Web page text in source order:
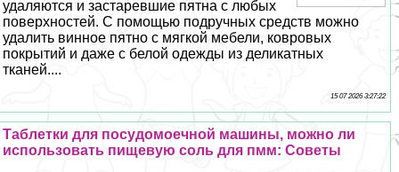
удаляются и застаревшие пятна с любых
поверхностей. С помощью подручных средств можно
удалить винное пятно с мягкой мебели, ковровых
покрытий и даже с белой одежды из деликатных
тканей....
15 07 2026 3:27:22
Таблетки для посудомоечной машины, можно ли
использовать пищевую соль для пмм: Советы